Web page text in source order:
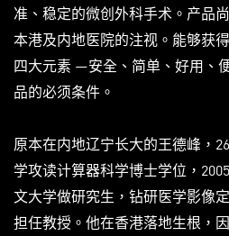
准、稳定的微创外科手术。产品
本港及内地医院的注视。能够获
四大元素 —安全、简单、好用、
品的必须条件。
原本在内地辽宁长大的王德峰，
学攻读计算器科学博士学位，
文大学做研究生，钻研医学影像
担任教授。他在香港落地生根，